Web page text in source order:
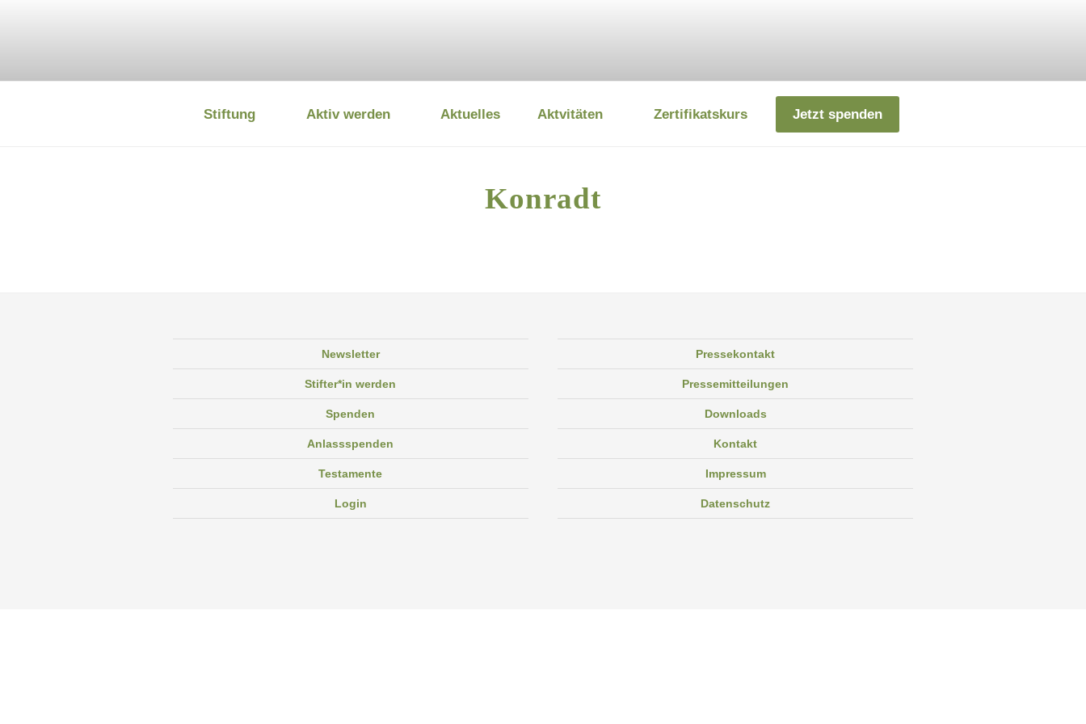
DEUTSCHE UMWELTSTIFTUNG
Stiftung Aktiv werden Aktuelles Aktvitäten Zertifikatskurs Jetzt spenden
Konradt
Newsletter
Stifter*in werden
Spenden
Anlassspenden
Testamente
Login
Pressekontakt
Pressemitteilungen
Downloads
Kontakt
Impressum
Datenschutz